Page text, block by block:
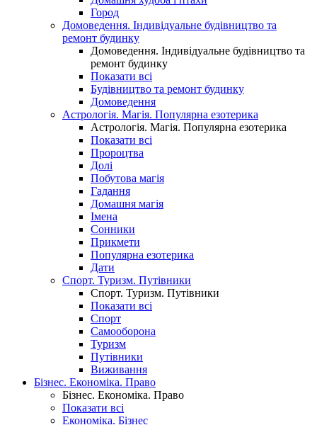
Город
Домоведення. Індивідуальне будівництво та
ремонт будинку
Домоведення. Індивідуальне будівництво та
ремонт будинку
Показати всі
Будівництво та ремонт будинку
Домоведення
Астрологія. Магія. Популярна езотерика
Астрологія. Магія. Популярна езотерика
Показати всі
Пророцтва
Долі
Побутова магія
Гадання
Домашня магія
Імена
Сонники
Прикмети
Популярна езотерика
Дати
Спорт. Туризм. Путівники
Спорт. Туризм. Путівники
Показати всі
Спорт
Самооборона
Туризм
Путівники
Виживання
Бізнес. Економіка. Право
Бізнес. Економіка. Право
Показати всі
Економіка. Бізнес